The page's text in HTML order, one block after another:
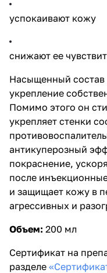
успокаивают кожу
снижают ее
Насыщенный состав
укрепление
Помимо этого он
укрепляет стенки
антикуперозный
покраснение,
после
и защищает кожу в
агрессивных и
Объем: 200 мл
Сертификат на
разделе